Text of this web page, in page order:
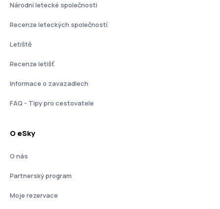
Národní letecké společnosti
Recenze leteckých společností
Letiště
Recenze letišť
Informace o zavazadlech
FAQ - Tipy pro cestovatele
O eSky
O nás
Partnerský program
Moje rezervace